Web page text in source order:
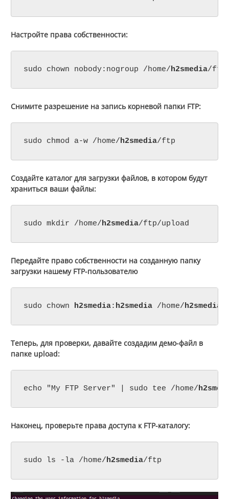
Настройте права собственности:
sudo chown nobody:nogroup /home/h2smedia/ftp
Снимите разрешение на запись корневой папки FTP:
sudo chmod a-w /home/h2smedia/ftp
Создайте каталог для загрузки файлов, в котором будут
храниться ваши файлы:
sudo mkdir /home/h2smedia/ftp/upload
Передайте право собственности на созданную папку
загрузки нашему FTP-пользователю
sudo chown h2smedia: h2smedia /home/h2smedia
Теперь, для проверки, давайте создадим демо-файл в
папке upload:
echo "My FTP Server" | sudo tee /home/
Наконец, проверьте права доступа к FTP-каталогу:
sudo ls -la /home/h2smedia/ftp